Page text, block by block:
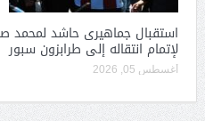
استقبال جماهيرى حاشد لمحمد
لإتمام انتقاله إلى طرابزون سبور
أغسطس 05, 2026